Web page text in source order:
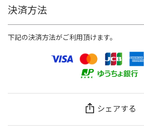
決済方法
下記の決済方法がご利用頂けます。
シェアする